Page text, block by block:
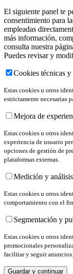
El siguiente panel te
consentimiento para
empleadas
más información,
consulta nuestra
Puedes revisar y
Cookies técnicas y
Estas cookies u otros
estrictamente necesarias
Mejora de
Estas cookies u otros
experiencia de usuario
opciones de gestión de
plataformas externas.
Medición y análisis
Estas cookies u otros
comportamiento con el
Segmentación y
Estas cookies u otros
promocionales
facilitar y seguir anuncios.
Guardar y continuar